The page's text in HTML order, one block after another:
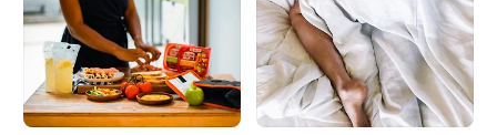
지 않고 이성적으로 판단할 수 있는 능력이 강화됩니다. 1-
2. 감정을 다스리기 위한 명상의 필요성현대 사회에서는
스트레스가 많고 다양한 ..